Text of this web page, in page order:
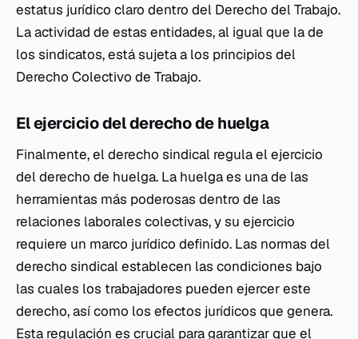
estatus jurídico claro dentro del Derecho del Trabajo.
La actividad de estas entidades, al igual que la de
los sindicatos, está sujeta a los principios del
Derecho Colectivo de Trabajo.
El ejercicio del derecho de huelga
Finalmente, el derecho sindical regula el ejercicio
del derecho de huelga. La huelga es una de las
herramientas más poderosas dentro de las
relaciones laborales colectivas, y su ejercicio
requiere un marco jurídico definido. Las normas del
derecho sindical establecen las condiciones bajo
las cuales los trabajadores pueden ejercer este
derecho, así como los efectos jurídicos que genera.
Esta regulación es crucial para garantizar que el